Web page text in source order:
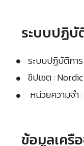
ระบบปฏิบั
ระบบปฏิบัติการ
ชิปเซต :
หน่วยความจำ :
ข้อมูลเครื